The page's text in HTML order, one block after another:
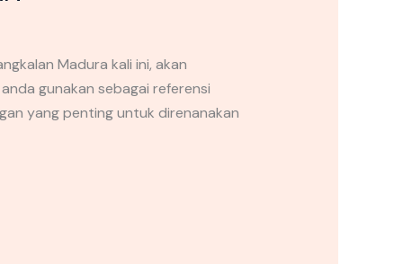
Madura kali ini, akan
gunakan sebagai referensi
yang penting untuk direnanakan